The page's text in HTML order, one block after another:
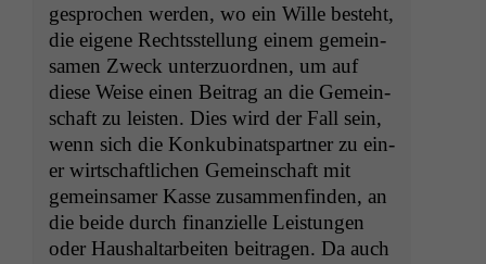
gesprochen wer­den, wo ein Wille beste­ht,
die eigene Rechtsstel­lung einem gemein­
samen Zweck unterzuord­nen, um auf
diese Weise einen Beitrag an die Gemein­
schaft zu leis­ten. Dies wird der Fall sein,
wenn sich die Konku­bi­natspart­ner zu ein­
er wirtschaftlichen Gemein­schaft mit
gemein­samer Kasse zusam­men­find­en, an
die bei­de durch finanzielle Leis­tun­gen
oder Haushal­tar­beit­en beitra­gen. Da auch